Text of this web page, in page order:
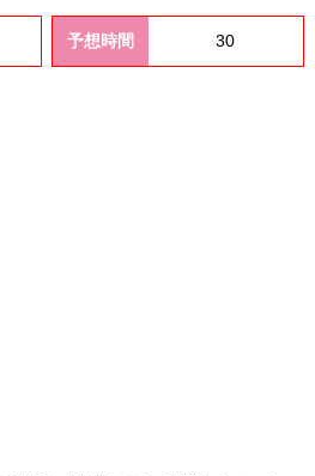
予想時間 30